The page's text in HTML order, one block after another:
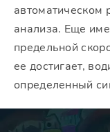
анализа. Еще
предельной
ее достигает,
определенный